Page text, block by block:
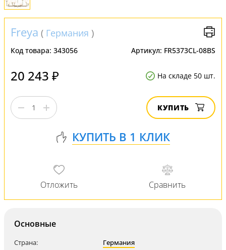
Freya ( Германия )
Код товара: 343056 Артикул: FR5373CL-08BS
20 243 ₽ На складе 50 шт.
КУПИТЬ
Основные
Страна:
Германия